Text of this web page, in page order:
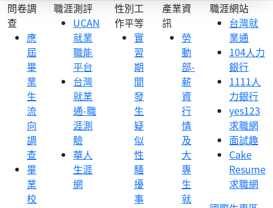
問卷調
查
應
屆
畢
業
生
流
向
調
查
畢
業
校
職涯測評
UCAN
就業
職能
平台
台灣
就業
通-職
涯測
驗
華人
生涯
網
性別工
作平等
實
習
期
間
發
生
疑
似
性
騷
擾
事
產業資
訊
勞
動
部-
薪
資
行
情
及
大
專
生
就
職涯網站
台灣就
業通
104人力
銀行
1111人
力銀行
yes123
求職網
面試趣
Cake
Resume
求職網